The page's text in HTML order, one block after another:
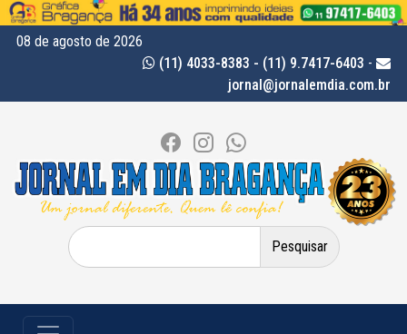
08 de agosto de 2026
(11) 4033-8383 - (11) 9.7417-6403 -
jornal@jornalemdia.com.br
Pesquisar
por: